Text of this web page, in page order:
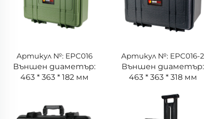
Артикул №: EPC016
Външен диаметър:
463 * 363 * 182 мм
Артикул №: EPC016-2
Външен диаметър:
463 * 363 * 318 мм